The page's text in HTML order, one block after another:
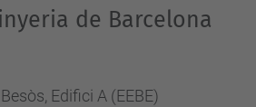
de Barcelona
Edifici A (EEBE)